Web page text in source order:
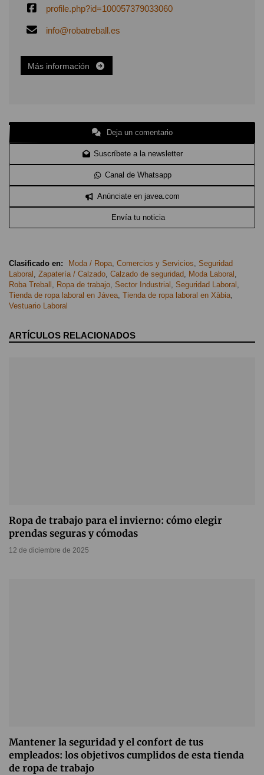
profile.php?id=100057379033060
info@robatreball.es
Más información
Deja un comentario
Suscríbete a la newsletter
Canal de Whatsapp
Anúnciate en javea.com
Envía tu noticia
Clasificado en: Moda / Ropa, Comercios y Servicios, Seguridad
Laboral , Zapatería / Calzado, Calzado de seguridad, Moda Laboral ,
Roba Treball , Ropa de trabajo, Sector Industrial , Seguridad Laboral ,
Tienda de ropa laboral en Jávea, Tienda de ropa laboral en Xàbia,
Vestuario Laboral
ARTÍCULOS RELACIONADOS
Ropa de trabajo para el invierno: cómo elegir
prendas seguras y cómodas
12 de diciembre de 2025
Mantener la seguridad y el confort de tus
empleados: los objetivos cumplidos de esta tienda
de ropa de trabajo